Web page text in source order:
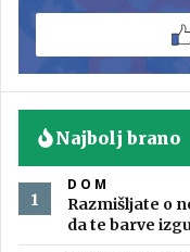
Najbolj brano
DOM
Razmišljate o
da te barve